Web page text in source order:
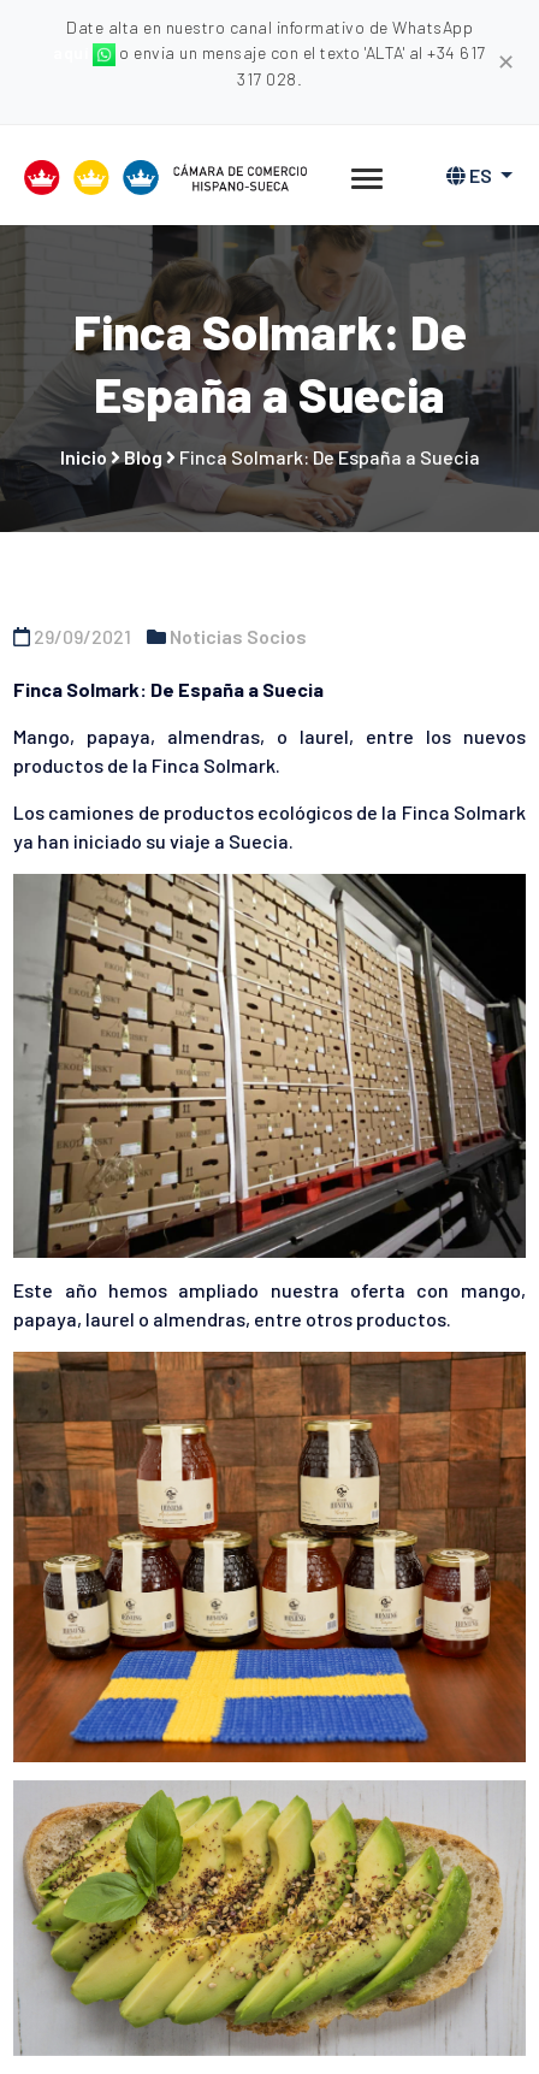
Date alta en nuestro canal informativo de WhatsApp
o envia un mensaje con el texto 'ALTA' al +34 617
317 028.
✕
ES
Finca Solmark: De
España a Suecia
Inicio Blog Finca Solmark: De España a Suecia
29/09/2021 Noticias Socios
Finca Solmark: De España a Suecia
Mango, papaya, almendras, o laurel, entre los nuevos
productos de la Finca Solmark.
Los camiones de productos ecológicos de la Finca Solmark
ya han iniciado su viaje a Suecia.
Este año hemos ampliado nuestra oferta con mango,
papaya, laurel o almendras, entre otros productos.